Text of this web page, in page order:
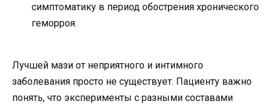
симптоматику в период обострения хронического
геморроя.
Лучшей мази от неприятного и интимного
заболевания просто не существует. Пациенту важно
понять, что эксперименты с разными составами